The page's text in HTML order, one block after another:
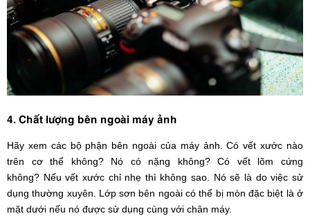
4. Chất lượng bên ngoài máy ảnh
Hãy xem các bộ phận bên ngoài của máy ảnh. Có vết xước nào
trên cơ thể không? Nó có nặng không? Có vết lõm cứng
không? Nếu vết xước chỉ nhẹ thì không sao. Nó sẽ là do việc sử
dụng thường xuyên. Lớp sơn bên ngoài có thể bị mòn đặc biệt là ở
mặt dưới nếu nó được sử dụng cùng với chân máy.